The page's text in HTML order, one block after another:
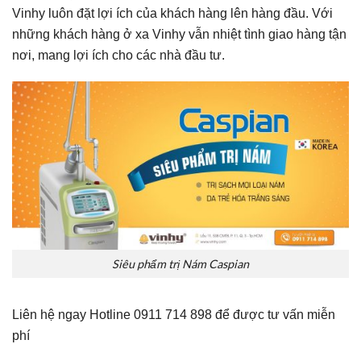
Vinhy luôn đặt lợi ích của khách hàng lên hàng đầu. Với
những khách hàng ở xa Vinhy vẫn nhiệt tình giao hàng tận
nơi, mang lợi ích cho các nhà đầu tư.
Siêu phẩm trị Nám Caspian
Liên hệ ngay Hotline 0911 714 898 để được tư vấn miễn
phí